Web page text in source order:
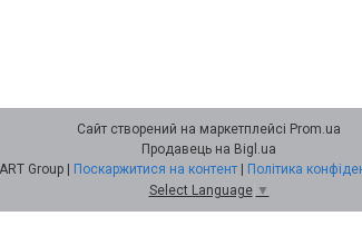
Сайт створений на маркетплейсі Prom.ua
Продавець на Bigl.ua
Поскаржитися на контент
Політика
Select Language ▼